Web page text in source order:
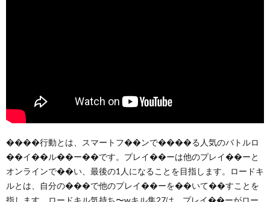
����行動とは、スマートフ��ンで����る人気のバトルロ
��イ��ル��ー��です。プレイ��ーは他のプレイ��ーと
オンラインで��い、最後の1人になることを目指します。ロードキ
ルとは、自分の���で他のプレイ��ーを��いて��すことを
指します。ロードキル気持ち〜wキル集27は、プレイ��ーがロー